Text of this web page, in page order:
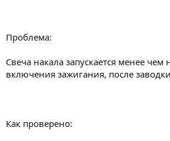
Проблема:
Свеча накала запускается менее чем
включения зажигания, после
Как проверено: